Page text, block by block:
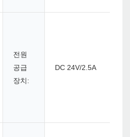
전원
공급
장치:
DC 24V/2.5A